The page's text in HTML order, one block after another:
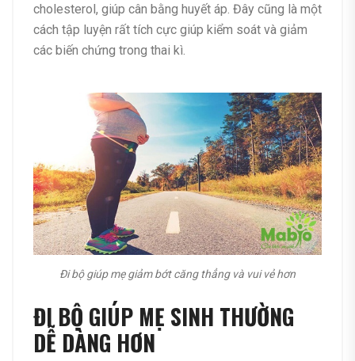
cholesterol, giúp cân bằng huyết áp. Đây cũng là một
cách tập luyện rất tích cực giúp kiểm soát và giảm
các biến chứng trong thai kì.
Đi bộ giúp mẹ giảm bớt căng thẳng và vui vẻ hơn
ĐI BỘ GIÚP MẸ SINH THƯỜNG
DỄ DÀNG HƠN